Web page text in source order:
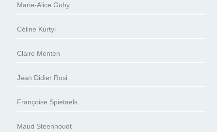
Marie-Alice Gohy
Céline Kurtyi
Claire Menten
Jean Didier Rosi
Françoise Spietaels
Maud Steenhoudt